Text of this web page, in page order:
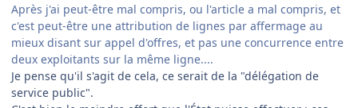
Après j'ai peut-être mal compris, ou l'article a mal compris, et
c'est peut-être une attribution de lignes par affermage au
mieux disant sur appel d'offres, et pas une concurrence entre
deux exploitants sur la même ligne....
​Je pense qu'il s'agit de cela, ce serait de la "délégation de
service public".